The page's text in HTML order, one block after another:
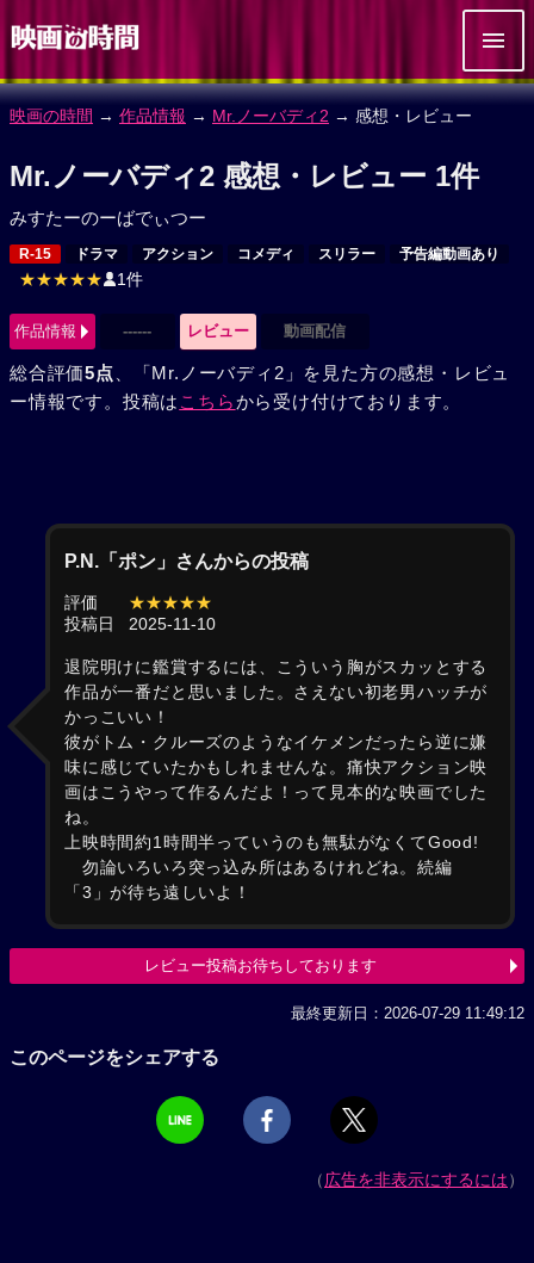
映画の時間 → 作品情報 → Mr.ノーバディ2 → 感想・レビュー
Mr.ノーバディ2 感想・レビュー 1件
みすたーのーばでぃつー
R-15 ドラマ アクション コメディ スリラー 予告編動画あり
★★★★★ 1件
作品情報 ------ レビュー 動画配信
総合評価5点 、「Mr.ノーバディ2」を見た方の感想・レビュ
ー情報です。投稿は こちらから受け付けております。
P.N.「ポン」さんからの投稿
評価
★★★★★
投稿日
2025-11-10
退院明けに鑑賞するには、こういう胸がスカッとする
作品が一番だと思いました。さえない初老男ハッチが
かっこいい！
彼がトム・クルーズのようなイケメンだったら逆に嫌
味に感じていたかもしれませんな。痛快アクション映
画はこうやって作るんだよ！って見本的な映画でした
ね。
上映時間約1時間半っていうのも無駄がなくてGood!
勿論いろいろ突っ込み所はあるけれどね。続編
「3」が待ち遠しいよ！
レビュー投稿お待ちしております
最終更新日：2026-07-29 11:49:12
このページをシェアする
（広告を非表示にするには）